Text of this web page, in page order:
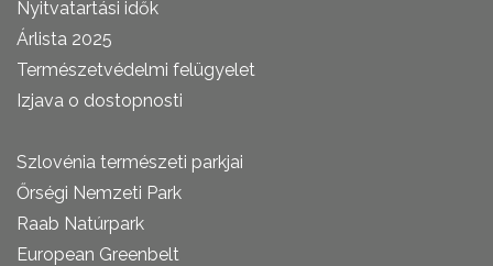
Nyitvatartási idők
Árlista 2025
Természetvédelmi felügyelet
Izjava o dostopnosti
Szlovénia természeti parkjai
Őrségi Nemzeti Park
Raab Natúrpark
European Greenbelt